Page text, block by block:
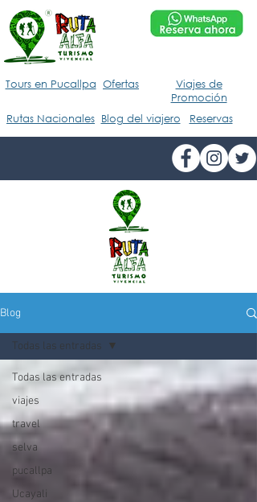
Tours en Pucallpa
Rutas Nacionales
Ofertas
Viajes de
Promoción
Blog del viajero
Reservas
Blog
Todas las entradas
viajes
travel
selva
pucallpa
Ucayali
Todas las entradas